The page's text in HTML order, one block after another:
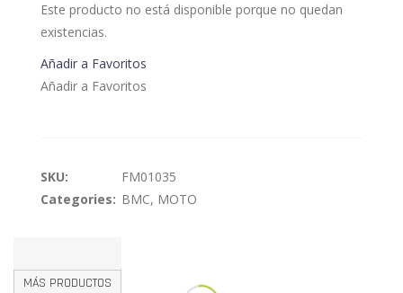
Este producto no está disponible porque no quedan
existencias.
Añadir a Favoritos
Añadir a Favoritos
SKU:
FM01035
Categories: BMC, MOTO
MÁS PRODUCTOS